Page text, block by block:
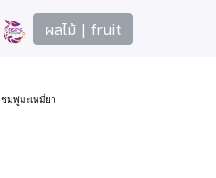
ผลไม้ | fruit
ชมพู่มะเหมี่ยว